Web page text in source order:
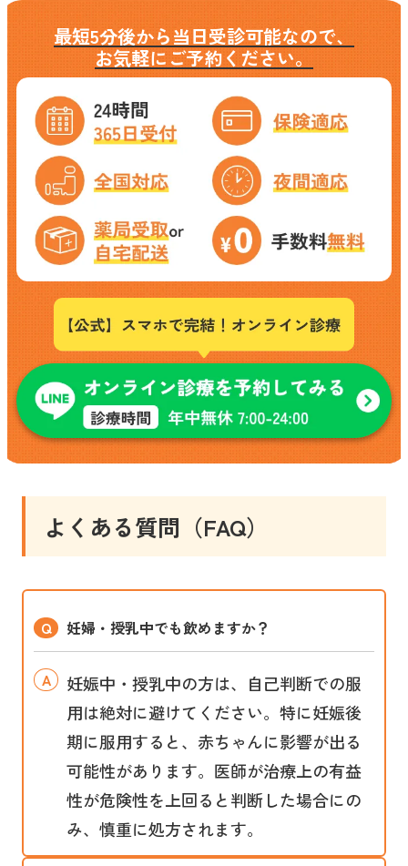
最短5分後から当日受診可能なので、
お気軽にご予約ください。
よくある質問（FAQ）
妊婦・授乳中でも飲めますか？
妊娠中・授乳中の方は、自己判断での服
用は絶対に避けてください。特に妊娠後
期に服用すると、赤ちゃんに影響が出る
可能性があります。医師が治療上の有益
性が危険性を上回ると判断した場合にの
み、慎重に処方されます。